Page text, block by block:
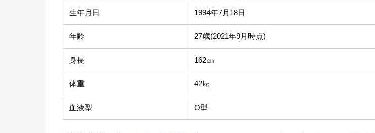
生年月日 1994年7月18日
年齢 27歳(2021年9月時点)
身長 162㎝
体重 42㎏
血液型 O型